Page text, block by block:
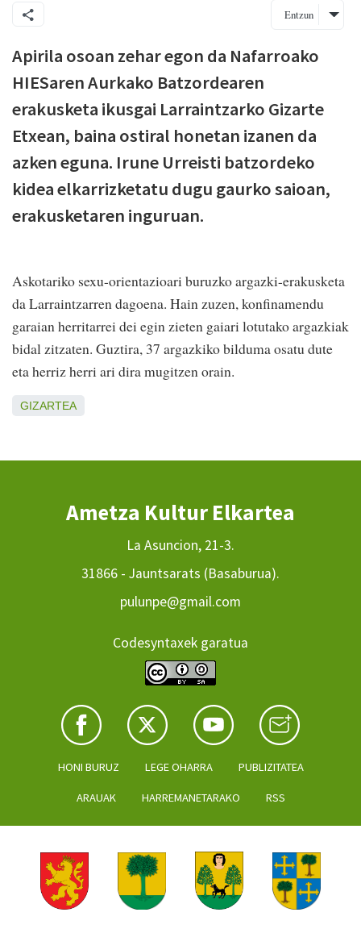
Entzun
Apirila osoan zehar egon da Nafarroako
HIESaren Aurkako Batzordearen
erakusketa ikusgai Larraintzarko Gizarte
Etxean, baina ostiral honetan izanen da
azken eguna. Irune Urreisti batzordeko
kidea elkarrizketatu dugu gaurko saioan,
erakusketaren inguruan.
Askotariko sexu-orientazioari buruzko argazki-erakusketa
da Larraintzarren dagoena. Hain zuzen, konfinamendu
garaian herritarrei dei egin zieten gaiari lotutako argazkiak
bidal zitzaten. Guztira, 37 argazkiko bilduma osatu dute
eta herriz herri ari dira mugitzen orain.
GIZARTEA
Ametza Kultur Elkartea
La Asuncion, 21-3.
31866 - Jauntsarats (Basaburua).
pulunpe@gmail.com
Codesyntaxek garatua
HONI BURUZ LEGE OHARRA PUBLIZITATEA
ARAUAK HARREMANETARAKO RSS